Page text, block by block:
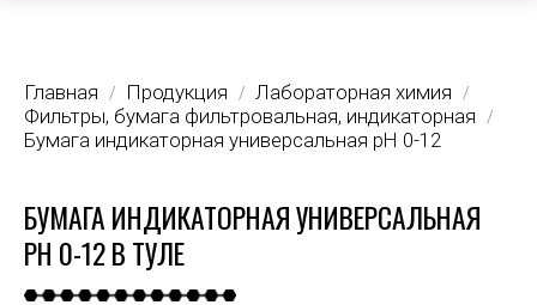
Главная / Продукция / Лабораторная химия /
Фильтры, бумага фильтровальная, индикаторная /
Бумага индикаторная универсальная рН 0-12
БУМАГА ИНДИКАТОРНАЯ УНИВЕРСАЛЬНАЯ
РН 0-12 В ТУЛЕ